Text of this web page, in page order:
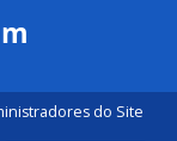
do Site